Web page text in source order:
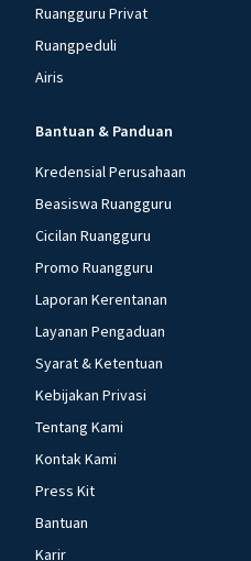
Ruangguru Privat
Ruangpeduli
Airis
Bantuan & Panduan
Kredensial Perusahaan
Beasiswa Ruangguru
Cicilan Ruangguru
Promo Ruangguru
Laporan Kerentanan
Layanan Pengaduan
Syarat & Ketentuan
Kebijakan Privasi
Tentang Kami
Kontak Kami
Press Kit
Bantuan
Karir